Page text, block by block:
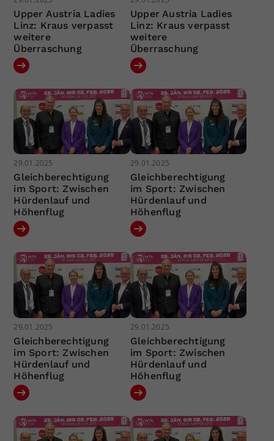
Upper Austria Ladies
Linz: Kraus verpasst
weitere
Überraschung
Upper Austria Ladies
Linz: Kraus verpasst
weitere
Überraschung
29.01.2025
Gleichberechtigung
im Sport: Zwischen
Hürdenlauf und
Höhenflug
29.01.2025
Gleichberechtigung
im Sport: Zwischen
Hürdenlauf und
Höhenflug
29.01.2025
Gleichberechtigung
im Sport: Zwischen
Hürdenlauf und
Höhenflug
29.01.2025
Gleichberechtigung
im Sport: Zwischen
Hürdenlauf und
Höhenflug